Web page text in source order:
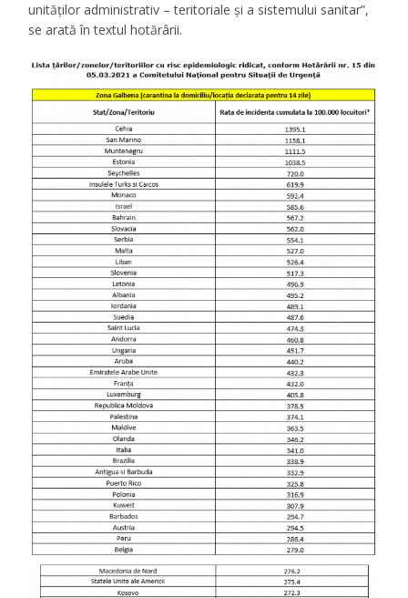
unităților administrativ – teritoriale și a sistemului sanitar”,
se arată în textul hotărârii.